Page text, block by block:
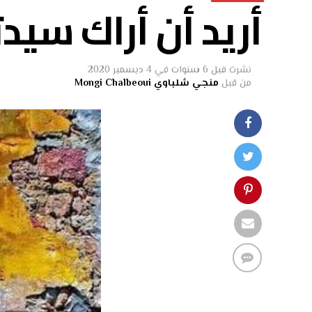
أريد أن أراك
نشرت قبل 6 سنوات في 4 ديسمبر 2020
من قبل منجي شلباوي Mongi Chalbeoui